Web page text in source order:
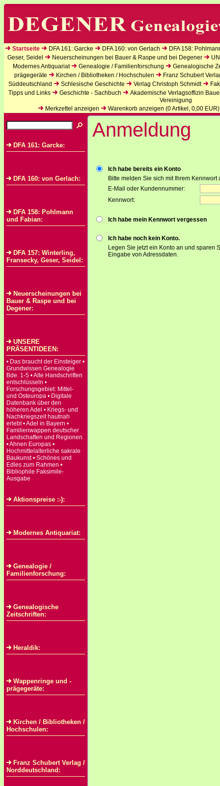
Startseite DFA 161: Garcke DFA 160: von Gerlach
DFA 158:
Geser, Seidel
Neuerscheinungen bei Bauer & Raspe und bei Degener
Modernes Antiquariat
Genealogie / Familienforschung
Genealogische
prägegeräte
Kirchen / Bibliotheken / Hochschulen
Franz Schubert
Süddeutschland
Schlesische Geschichte Verlag Christoph Schmidt
Tipps und Links
Geschichte - Sachbuch
Akademische Verlagsoffizin
Vereinigung
Merkzettel anzeigen
Warenkorb anzeigen (0Artikel, 0,00 EUR)
DFA 161: Garcke:
DFA 160: von Gerlach:
DFA 158: Pohlmann
und Fabian:
DFA 157: Winterling,
Fransecky, Geser, Seidel:
Neuerscheinungen bei
Bauer & Raspe und bei
Degener:
UNSERE
PRÄSENTIDEEN:
• Das braucht der Einsteiger •
Grundwissen Genealogie
Bde. 1-5 • Alte Handschriften
entschlüsseln •
Forschungsgebiet: Mittel-
und Osteuropa • Digitale
Datenbank über den
höheren Adel • Kriegs- und
Nachkriegszeit hautnah
erlebt • Adel in Bayern •
Familienwappen deutscher
Landschaften und Regionen
• Ahnen Europas •
Hochmittelalterliche sakrale
Baukunst • Schönes und
Edles zum Rahmen •
Bibliophile Faksimile-
Ausgabe
Aktionspreise :-):
Modernes Antiquariat:
Genealogie /
Familienforschung:
Genealogische
Zeitschriften:
Heraldik:
Wappenringe und -
prägegeräte:
Kirchen / Bibliotheken /
Hochschulen:
Franz Schubert Verlag /
Norddeutschland:
Anmeldung
Ich habe bereits ein Konto
Bitte melden Sie sich mit Ihrem Kennwort
E-Mail oder Kundennummer:
Kennwort:
Ich habe mein Kennwort vergessen
Ich habe noch kein Konto.
Legen Sie jetzt ein Konto an und sparen
Eingabe von Adressdaten.